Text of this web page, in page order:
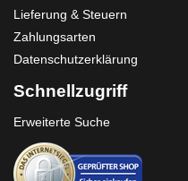
Lieferung & Steuern
Zahlungsarten
Datenschutzerklärung
Schnellzugriff
Erweiterte Suche